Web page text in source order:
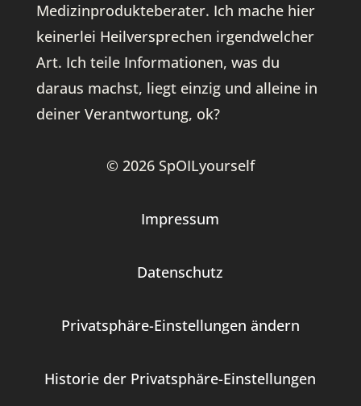
Medizinprodukteberater. Ich mache hier
keinerlei Heilversprechen irgendwelcher
Art. Ich teile Informationen, was du
daraus machst, liegt einzig und alleine in
deiner Verantwortung, ok?
© 2026 SpOILyourself
Impressum
Datenschutz
Privatsphäre-Einstellungen ändern
Historie der Privatsphäre-Einstellungen